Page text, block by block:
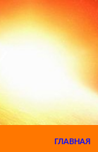
ГЛАВНАЯ